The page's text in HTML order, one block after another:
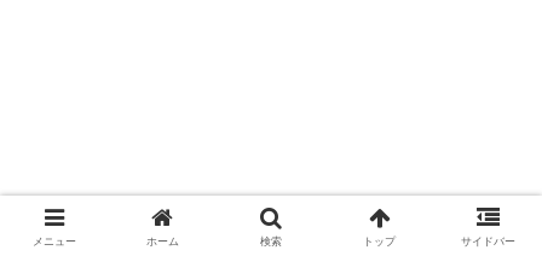
メニュー ホーム 検索 トップ サイドバー